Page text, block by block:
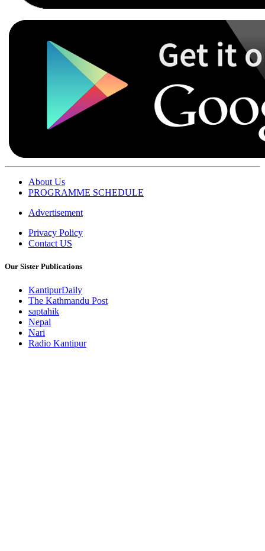
About Us
PROGRAMME SCHEDULE
Advertisement
Privacy Policy
Contact US
Our Sister Publications
KantipurDaily
The Kathmandu Post
saptahik
Nepal
Nari
Radio Kantipur